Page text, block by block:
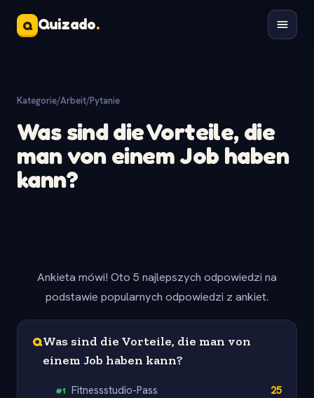
Q Quizado.
Kategorie/Arbeit/Pytanie
Was sind die Vorteile, die
man von einem Job haben
kann?
Ankieta mówi! Oto 5 najlepszych odpowiedzi na
podstawie popularnych odpowiedzi z ankiet.
QWas sind die Vorteile, die man von
einem Job haben kann?
#1 Fitnessstudio-Pass 25